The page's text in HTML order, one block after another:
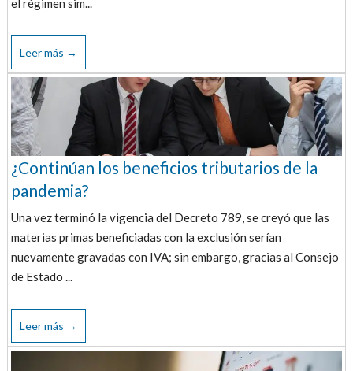
el régimen sim...
Leer más →
¿Continúan los beneficios tributarios de la
pandemia?
Una vez terminó la vigencia del Decreto 789, se creyó que las
materias primas beneficiadas con la exclusión serían
nuevamente gravadas con IVA; sin embargo, gracias al Consejo
de Estado ...
Leer más →